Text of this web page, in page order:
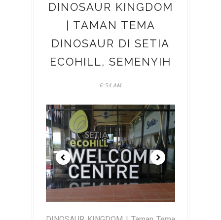
DINOSAUR KINGDOM
| TAMAN TEMA
DINOSAUR DI SETIA
ECOHILL, SEMENYIH
6:54 AM